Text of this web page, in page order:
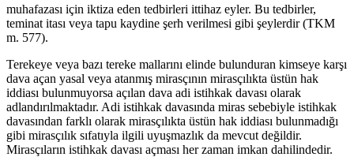
muhafazası için iktiza eden tedbirleri ittihaz eyler. Bu tedbirler,
teminat itası veya tapu kaydine şerh verilmesi gibi şeylerdir (TKM
m. 577).
Terekeye veya bazı tereke mallarını elinde bulunduran kimseye karşı
dava açan yasal veya atanmış mirasçının mirasçılıkta üstün hak
iddiası bulunmuyorsa açılan dava adi istihkak davası olarak
adlandırılmaktadır. Adi istihkak davasında miras sebebiyle istihkak
davasından farklı olarak mirasçılıkta üstün hak iddiası bulunmadığı
gibi mirasçılık sıfatıyla ilgili uyuşmazlık da mevcut değildir.
Mirasçıların istihkak davası açması her zaman imkan dahilindedir.